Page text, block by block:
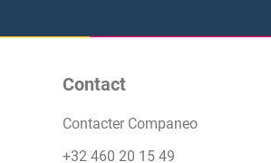
Contact
Contacter Companeo
+32 460 20 15 49